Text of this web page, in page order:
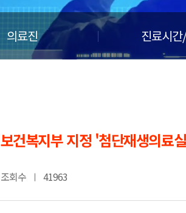
🏆지방흡입 고객 만족도
🏆대한민국 최다 지방흡입
의료진 진료시간
보건복지부 지정 '첨단재생의료
조회수 41963